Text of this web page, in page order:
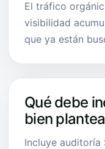
El tráfico
visibilidad
que ya están
Qué debe
bien
Incluye auditoría